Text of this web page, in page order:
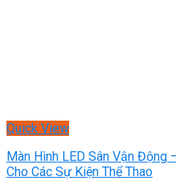
Quick View
Màn Hình LED Sân Vận Động
Cho Các Sự Kiện Thể Thao